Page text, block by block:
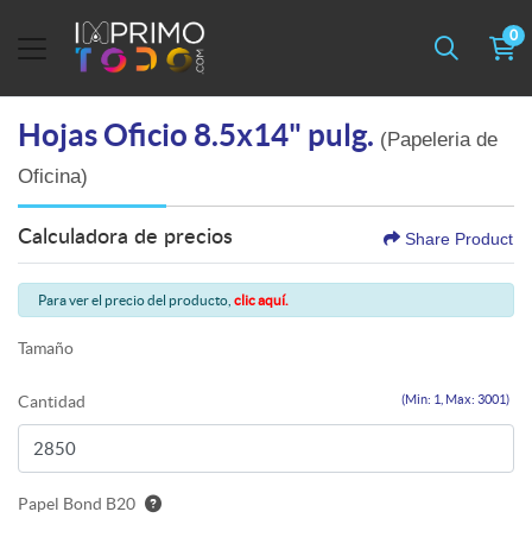
0
Hojas Oficio 8.5x14" pulg. (Papeleria de
Oficina)
Calculadora de precios Share Product
Para ver el precio del producto, clic aquí.
Tamaño
(Min: 1, Max: 3001)
Cantidad
Papel Bond B20